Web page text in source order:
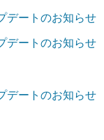
デートのお知らせ
デートのお知らせ
デートのお知らせ